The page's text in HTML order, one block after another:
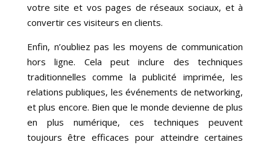
votre site et vos pages de réseaux sociaux, et à
convertir ces visiteurs en clients.
Enfin, n’oubliez pas les moyens de communication
hors ligne. Cela peut inclure des techniques
traditionnelles comme la publicité imprimée, les
relations publiques, les événements de networking,
et plus encore. Bien que le monde devienne de plus
en plus numérique, ces techniques peuvent
toujours être efficaces pour atteindre certaines